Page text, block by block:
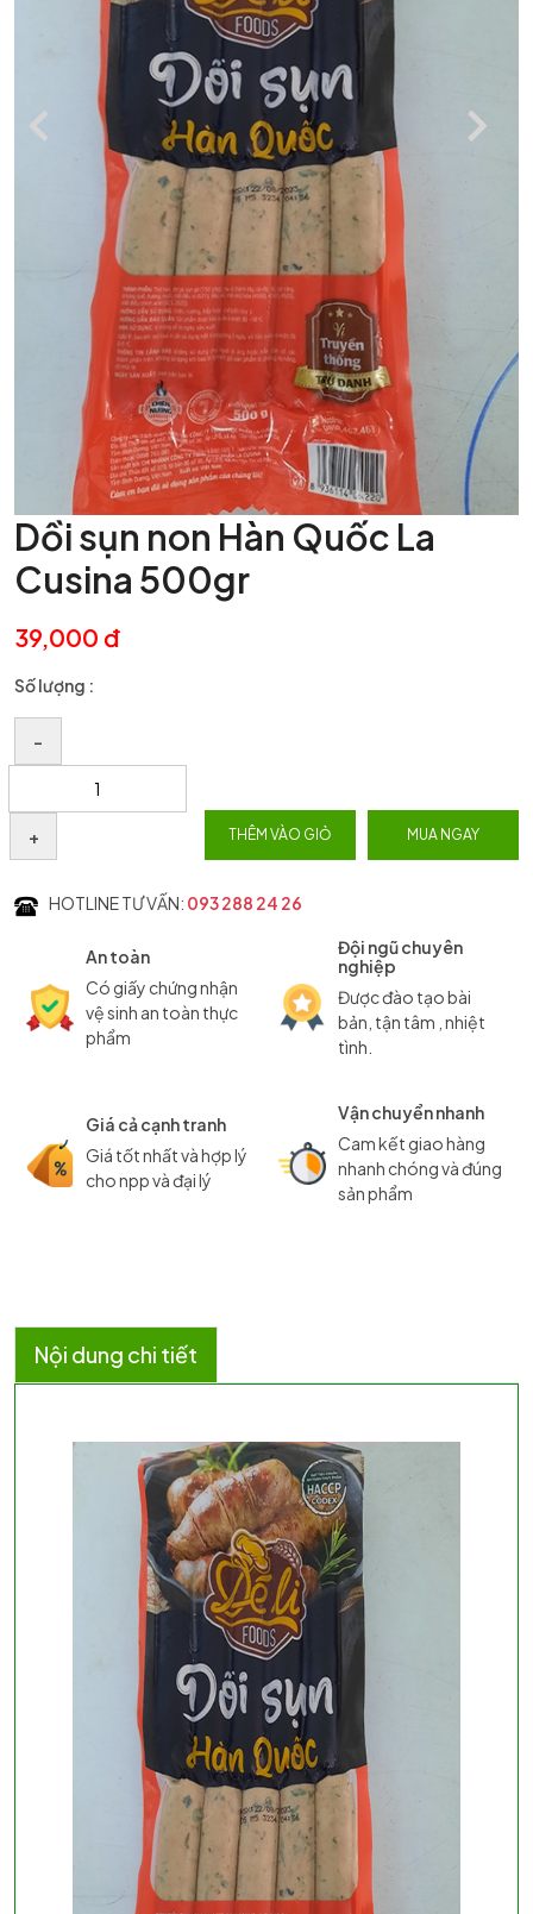
Dồi sụn non Hàn Quốc La
Cusina 500gr
39,000 đ
Số lượng :
–
+ THÊM VÀO GIỎ MUA NGAY
HOTLINE TƯ VẤN: 093 288 24 26
An toàn
Có giấy chứng nhận
vệ sinh an toàn thực
phẩm
Đội ngũ chuyên
nghiệp
Được đào tạo bài
bản, tận tâm , nhiệt
tình.
Giá cả cạnh tranh
Giá tốt nhất và hợp lý
cho npp và đại lý
Vận chuyển nhanh
Cam kết giao hàng
nhanh chóng và đúng
sản phẩm
Nội dung chi tiết